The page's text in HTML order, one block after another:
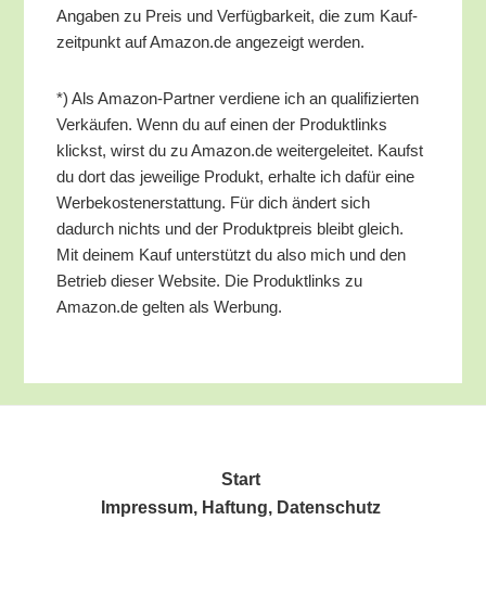
Anga­ben zu Preis und Ver­füg­bar­keit, die zum Kauf­
zeit­punkt auf Amazon.de ange­zeigt werden.
*) Als Ama­zon-Part­ner ver­die­ne ich an qua­li­fi­zier­ten
Ver­käu­fen. Wenn du auf einen der Pro­dukt­links
klickst, wirst du zu Amazon.de wei­ter­ge­lei­tet. Kaufst
du dort das jewei­li­ge Pro­dukt, erhal­te ich dafür eine
Wer­be­kos­ten­er­stat­tung. Für dich ändert sich
dadurch nichts und der Pro­dukt­preis bleibt gleich.
Mit dei­nem Kauf unter­stützt du also mich und den
Betrieb die­ser Web­site. Die Pro­dukt­links zu
Amazon.de gel­ten als Werbung.
Start
Impres­sum, Haf­tung, Datenschutz